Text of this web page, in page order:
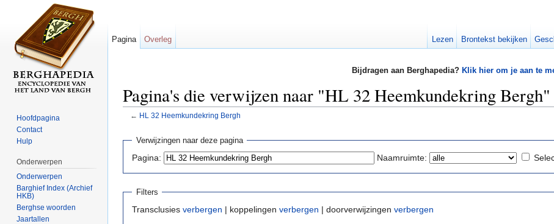
Bijdragen aan Berghapedia? Klik hier om je aan te
Pagina's die verwijzen naar "HL 32 Heemkundekring Bergh"
← HL 32 Heemkundekring Bergh
Verwijzingen naar deze pagina
Pagina: Naamruimte:
Filters
Transclusies verbergen | koppelingen verbergen | doorverwijzingen verbergen
Pagina Overleg Lezen Brontekst bekijken
Hoofdpagina
Contact
Hulp
Onderwerpen
Onderwerpen
Barghief Index (Archief
HKB)
Berghse woorden
Jaartallen